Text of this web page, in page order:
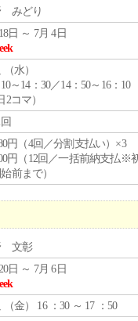
みどり
日 ～ 7月 4日
（水）
～14：30／14：50～16：10
2コマ）
円（4回／分割支払い）×3
円（12回／一括前納支払※
前まで）
文彰
日 ～ 7月 6日
（金） 16 ：30 ～ 17 ：50